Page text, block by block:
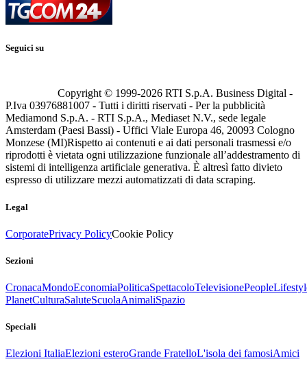
Seguici su
Copyright © 1999-2026 RTI S.p.A. Business Digital -
P.Iva 03976881007 - Tutti i diritti riservati - Per la pubblicità
Mediamond S.p.A. - RTI S.p.A., Mediaset N.V., sede legale
Amsterdam (Paesi Bassi) - Uffici Viale Europa 46, 20093 Cologno
Monzese (MI)Rispetto ai contenuti e ai dati personali trasmessi e/o
riprodotti è vietata ogni utilizzazione funzionale all’addestramento di
sistemi di intelligenza artificiale generativa. È altresì fatto divieto
espresso di utilizzare mezzi automatizzati di data scraping.
Legal
CorporatePrivacy PolicyCookie Policy
Sezioni
CronacaMondoEconomiaPoliticaSpettacoloTelevisionePeople
PlanetCulturaSaluteScuolaAnimaliSpazio
Speciali
Elezioni ItaliaElezioni esteroGrande FratelloL'isola dei famosiAmici